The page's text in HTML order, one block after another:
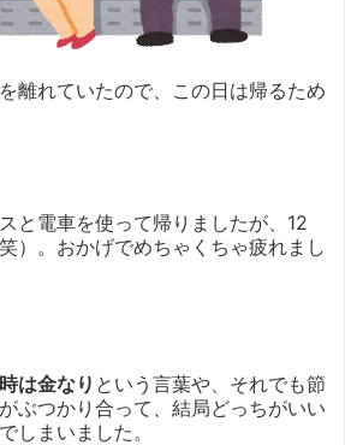
離れていたので、この日は帰るため
と電車を使って帰りましたが、12
）。おかげでめちゃくちゃ疲れまし
時は金なり という言葉や、それでも節
ぶつかり合って、結局どっちがいい
しまいました。